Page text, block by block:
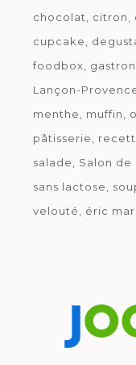
chocolat
citron
cupcake
foodbox
Lançon-
menthe
muffin
pâtisserie
salade
Salon de
sans lactose
velouté
éric